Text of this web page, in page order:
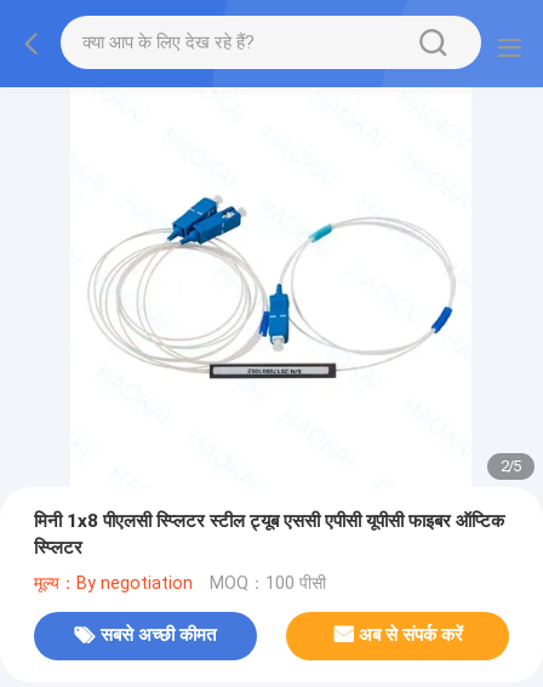
2/5
मिनी 1x8 पीएलसी स्प्लिटर स्टील ट्यूब एससी एपीसी यूपीसी फाइबर ऑप्टिक
स्प्लिटर
मूल्य：By negotiation MOQ：100 पीसी
सबसे अच्छी कीमत अब से संपर्क करें